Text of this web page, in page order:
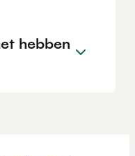
hebben